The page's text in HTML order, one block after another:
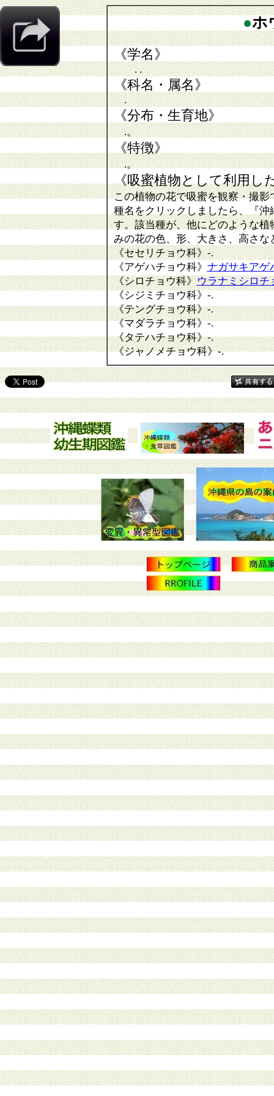
●ホ
《学名》
. .
《科名・属名》
.
《分布・生育地》
.。
《特徴》
.。
《吸蜜植物として利用し
この植物の花で吸蜜を観察・撮影
種名をクリックしましたら、『
す。該当種が、他にどのような
みの花の色、形、大きさ、高さ
《セセリチョウ科》-.
《アゲハチョウ科》 ナガサキアゲ
《シロチョウ科》 ウラナミシロチ
《シジミチョウ科》 -.
《テングチョウ科》-.
《マダラチョウ科》-.
《タテハチョウ科》-.
《ジャノメチョウ科》-.